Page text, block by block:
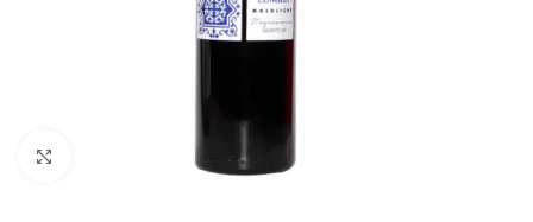
Click to enlarge